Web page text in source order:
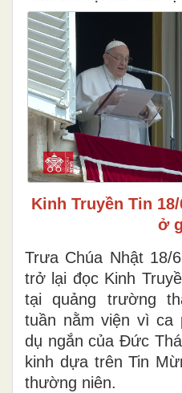
Kinh Truyền Tin
ở
Trưa Chúa Nhật 18/
trở lại đọc Kinh
tại quảng trường
tuần nằm viện vì ca
dụ ngắn của Đức
kinh dựa trên Tin
thường niên.